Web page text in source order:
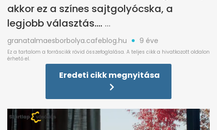
akkor ez a színes sajtgolyócska, a
legjobb választás....
granatalmaesborbolya.cafeblog.hu 9 éve
Eredeti cikk megnyitása